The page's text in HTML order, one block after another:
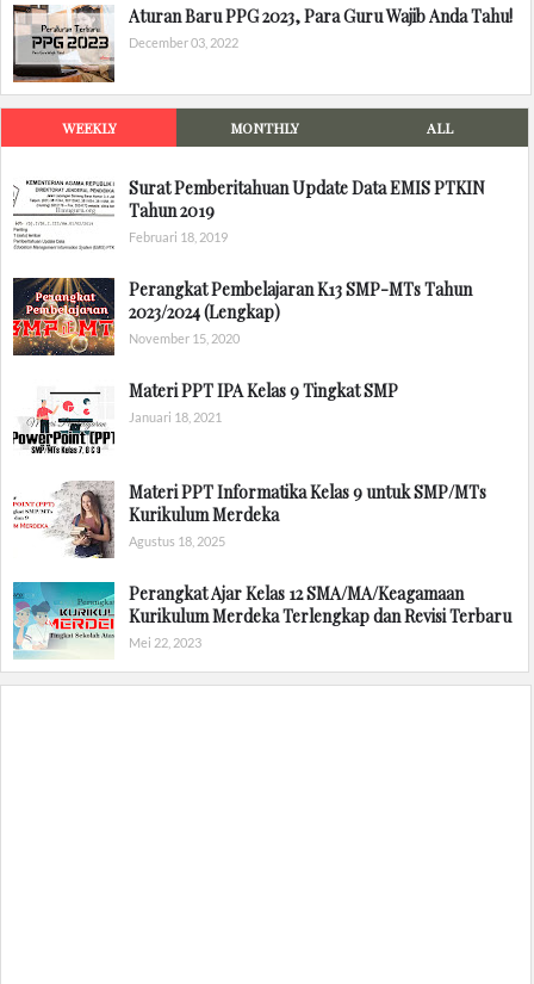
Aturan Baru PPG 2023, Para Guru Wajib Anda Tahu!
December 03, 2022
WEEKLY MONTHLY ALL
Surat Pemberitahuan Update Data EMIS PTKIN
Tahun 2019
Februari 18, 2019
Perangkat Pembelajaran K13 SMP-MTs Tahun
2023/2024 (Lengkap)
November 15, 2020
Materi PPT IPA Kelas 9 Tingkat SMP
Januari 18, 2021
Materi PPT Informatika Kelas 9 untuk SMP/MTs
Kurikulum Merdeka
Agustus 18, 2025
Perangkat Ajar Kelas 12 SMA/MA/Keagamaan
Kurikulum Merdeka Terlengkap dan Revisi Terbaru
Mei 22, 2023